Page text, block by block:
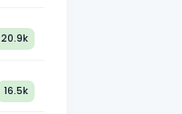
20.9k
16.5k